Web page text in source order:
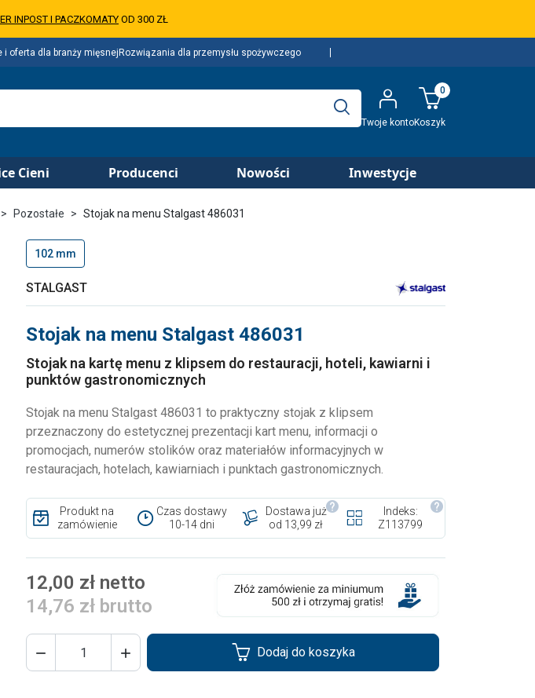
INPOST I PACZKOMATY OD 300 ZŁ
i oferta dla branży mięsnejRozwiązania dla przemysłu spożywczego
Twoje kontoKoszyk
0
Cieni Producenci Nowości Inwestycje
Pozostałe Stojak na menu Stalgast 486031
102 mm
STALGAST
Stojak na menu Stalgast 486031
Stojak na kartę menu z klipsem do restauracji, hoteli, kawiarni i
punktów gastronomicznych
Stojak na menu Stalgast 486031 to praktyczny stojak z klipsem
przeznaczony do estetycznej prezentacji kart menu, informacji o
promocjach, numerów stolików oraz materiałów informacyjnych w
restauracjach, hotelach, kawiarniach i punktach gastronomicznych.
Produkt na
zamówienie
Czas dostawy
10-14 dni
Dostawa już
od 13,99 zł
Indeks:
Z113799
12,00 zł netto
14,76 zł brutto
  Dodaj do koszyka